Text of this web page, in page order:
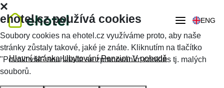
ENG
Hlavní stránka Ubytování Penzion V pohodě
ehotel.cz používá cookies
Soubory cookies na ehotel.cz využíváme proto, aby naše
stránky zůstaly takové, jaké je znáte. Kliknutím na tlačítko
"Povolit vše" souhlasíte se zpracováním cookies tj. malých
souborů.